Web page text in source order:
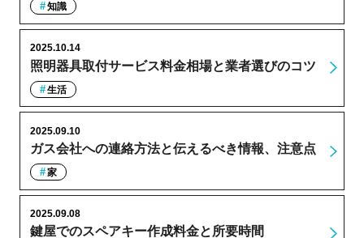
知識
照明器具取付サービス料金相場と業者選びのコツ
2025.10.14
生活
ガス会社への連絡方法と伝えるべき情報、注意点
2025.09.10
家
鍵屋でのスペアキー作成料金と所要時間
2025.09.08